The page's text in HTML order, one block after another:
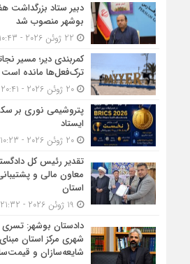
دبیر ستاد بزرگداشت
بوشهر منصوب شد
کمربندی دیر؛ مسیر
ترک‌فعل‌ها مانده است
20 ژوئن 2026 - 20:41
ایستاد
20 ژوئن 2026 - 10:23
تقدیر رئیس کل
معاون مالی و
استان
دادستان بوشهر: تسری
شهری مرکز استان
شایعه‌سازان و